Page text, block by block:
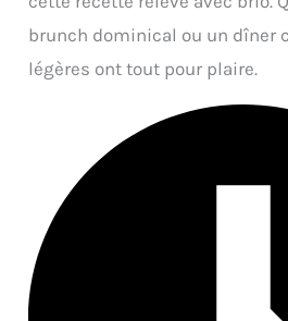
brunch dominical ou un dîner
légères ont tout pour plaire.